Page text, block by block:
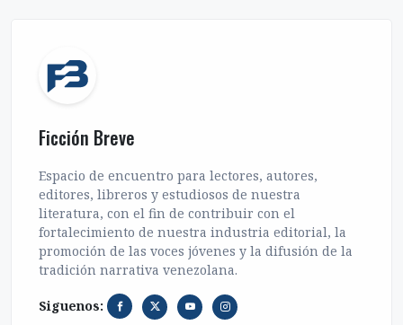
Ficción Breve
Espacio de encuentro para lectores, autores,
editores, libreros y estudiosos de nuestra
literatura, con el fin de contribuir con el
fortalecimiento de nuestra industria editorial, la
promoción de las voces jóvenes y la difusión de la
tradición narrativa venezolana.
Siguenos: